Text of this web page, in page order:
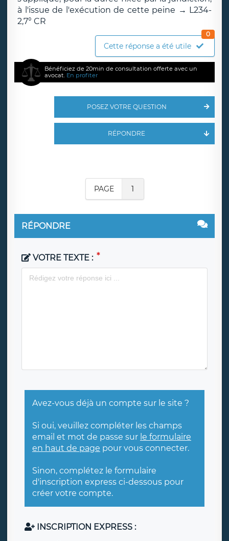
à l'issue de l'exécution de cette peine → L234-
2,7° CR
Cette réponse a été utile
0
Bénéficiez de 20min de consultation offerte avec un
avocat. En profiter
POSEZ VOTRE QUESTION
RÉPONDRE
PAGE 1
RÉPONDRE
VOTRE TEXTE :
Avez-vous déjà un compte sur le site ?
Si oui, veuillez compléter les champs
email et mot de passe sur le formulaire
en haut de page pour vous connecter.
Sinon, complétez le formulaire
d'inscription express ci-dessous pour
créer votre compte.
INSCRIPTION EXPRESS :